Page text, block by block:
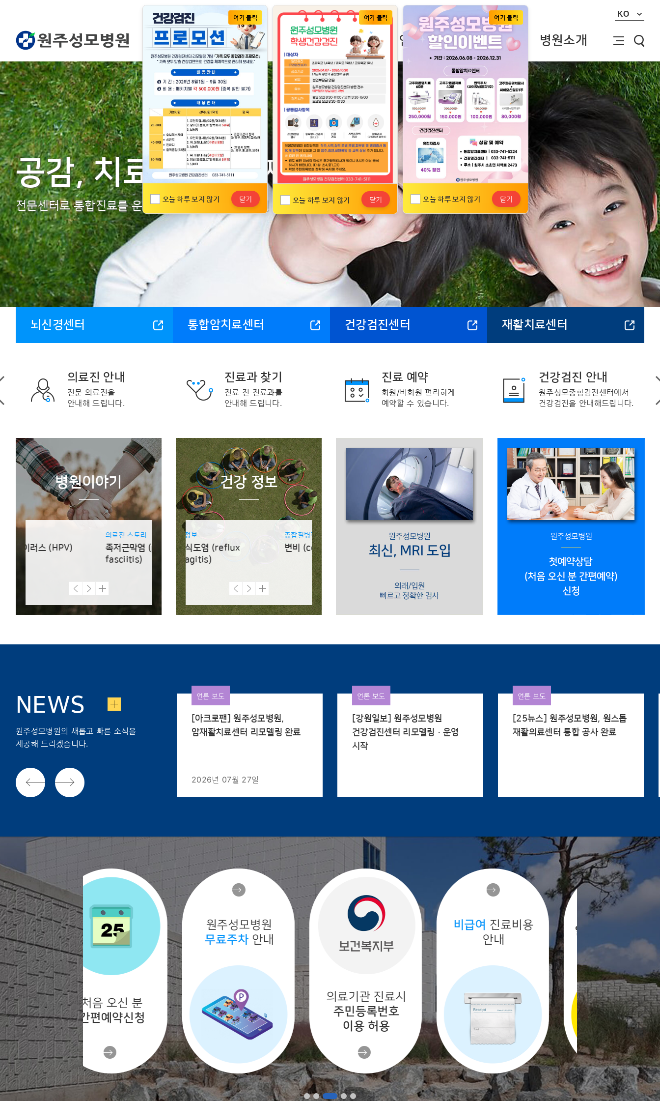
콘텐츠 바로가기
주메뉴 바로가기
푸터 바로가기
KO
진료안내 이용안내 건강정보 병원소개
공감, 치료,힐링까지
전문센터로 통합진료를 운영하는 환자중심 이웃병원
뇌신경센터 통합암치료센터 건강검진센터 재활치료센터
진료 예약
회원/비회원 편리하게
예약할 수 있습니다.
건강검진 안내
원주성모종합검진센터에서
건강검진을 안내해드립니다.
발급 서비스 안내
제증명, 의무기록
사본 발급을 안내해 드립니다.
오시는 방법
병원위치 및 교통수단별
안내해 드립니다.
병원이야기
족저근막염 (plantar
의료진 스토리
B형 간염 (hepatitis B)
의료진 스토리
A형 간염 (hepatitis A)
의료진 스토리
면역력이 떨어졌다면? 백혈구
의료진 스토리
노인 만성질환에 대하여
건강 정보
polyp)
종합질병정보
역류성 식도염 (reflux
esophagitis)
종합질병정보
변비 (constipation)
만성 간염 (Chronic
담석증 (cholelithiasis)
종합질병정보
담낭 용종 (polyps of
gallbladder)
NEWS
원주성모병원의 새롭고 빠른 소식을
제공해 드리겠습니다.
언론 보도
원주시 파크골프협회 업무협약
2024년 09월 19일
언론 보도
[아크로팬] 원주성모병원,
암재활치료센터 리모델링 완료
2026년 07월 27일
언론 보도
[강원일보] 원주성모병원
건강검진센터 리모델링·운영
시작
언론 보도
[25뉴스] 원주성모병원, 원스톱
재활의료센터 통합 공사 완료
여기 클릭
오늘 하루 보지 않기 닫기
여기 클릭
오늘 하루 보지 않기 닫기
여기 클릭
오늘 하루 보지 않기 닫기